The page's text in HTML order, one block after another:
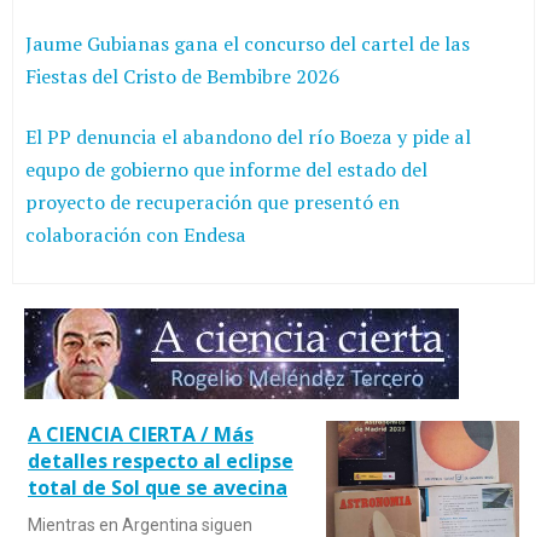
Jaume Gubianas gana el concurso del cartel de las
Fiestas del Cristo de Bembibre 2026
El PP denuncia el abandono del río Boeza y pide al
equpo de gobierno que informe del estado del
proyecto de recuperación que presentó en
colaboración con Endesa
A CIENCIA CIERTA / Más
detalles respecto al eclipse
total de Sol que se avecina
Mientras en Argentina siguen